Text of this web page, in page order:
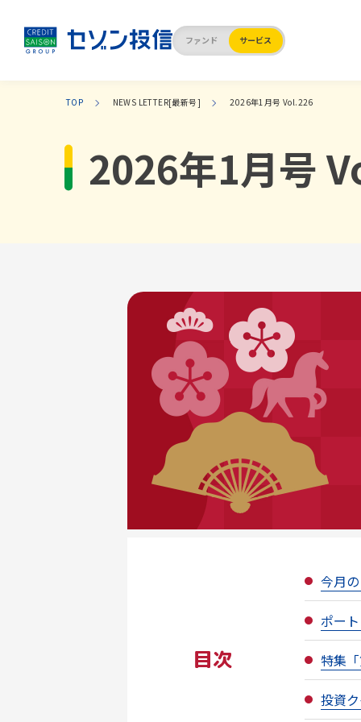
ファンド サービス
定期つみ
セミ
TOP NEWS LETTER[最新号] 2026年1月号 Vol.226
2026年1月号
目次
今月
ポー
特集
投資